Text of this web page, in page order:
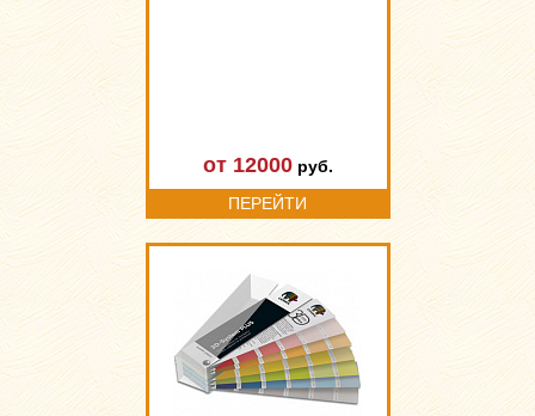
от 12000руб.
ПЕРЕЙТИ